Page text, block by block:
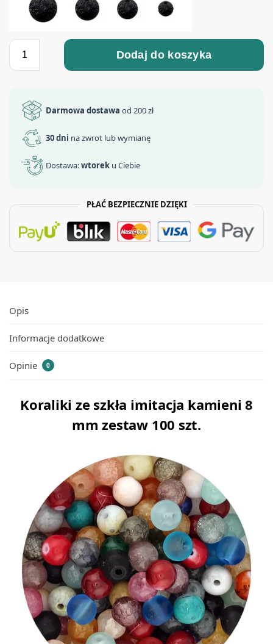
Dodaj do koszyka
Darmowa dostawa od 200 zł
30 dni na zwrot lub wymianę
Dostawa:wtorek u Ciebie
PŁAĆ BEZPIECZNIE DZIĘKI
Opis
Informacje dodatkowe
Opinie 0
Koraliki ze szkła imitacja kamieni 8
mm zestaw 100 szt.